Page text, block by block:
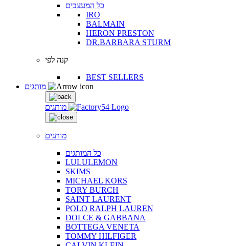
כל המעצבים
IRO
BALMAIN
HERON PRESTON
DR.BARBARA STURM
קנה לפי
BEST SELLERS
מותגים
מותגים
כל המותגים
LULULEMON
SKIMS
MICHAEL KORS
TORY BURCH
SAINT LAURENT
POLO RALPH LAUREN
DOLCE & GABBANA
BOTTEGA VENETA
TOMMY HILFIGER